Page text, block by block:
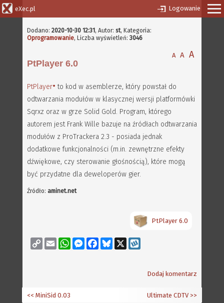
eXec.pl Logowanie
Dodano: 2020-10-30 12:31 , Autor: st, Kategoria:
Oprogramowanie, Liczba wyświetleń: 3046
A A A
PtPlayer 6.0
PtPlayer to kod w asemblerze, który powstał do
odtwarzania modułów w klasycznej wersji platformówki
Sqrxz oraz w grze Solid Gold. Program, którego
autorem jest Frank Wille bazuje na źródłach odtwarzania
modułów z ProTrackera 2.3 - posiada jednak
dodatkowe funkcjonalności (m.in. zewnętrzne efekty
dźwiękowe, czy sterowanie głośnością), które mogą
być przydatne dla deweloperów gier.
Źródło: aminet.net
PtPlayer 6.0
Copy
Link
Email WhatsAppMessenger
FacebookBluesky
Dodaj komentarz
Ultimate CDTV >>
<< MiniSid 0.03